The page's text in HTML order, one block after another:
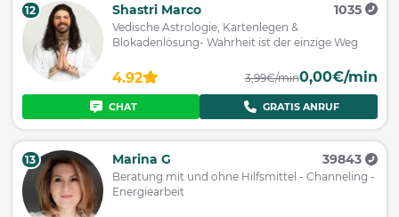
12 Shastri Marco 1035
Vedische Astrologie, Kartenlegen &
Blokadenlösung- Wahrheit ist der einzige Weg
4.92 3,99€/min0,00€/min
CHAT GRATIS ANRUF
13 Marina G 39843
Beratung mit und ohne Hilfsmittel - Channeling -
Energiearbeit